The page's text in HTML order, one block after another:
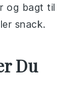
og bagt til
snack.
Du